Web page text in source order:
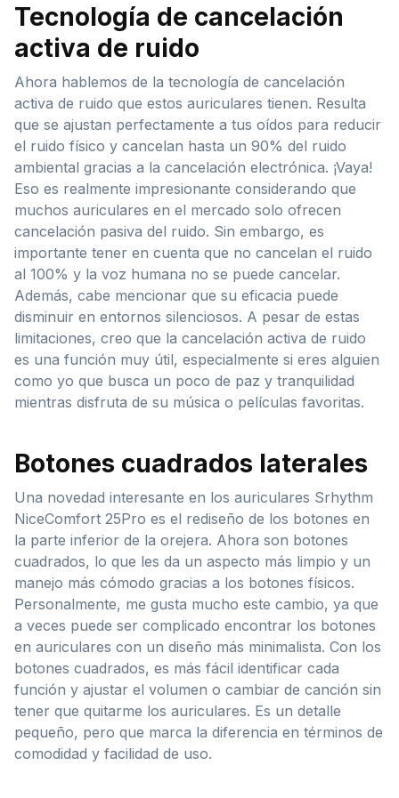
Tecnología de cancelación
activa de ruido
Ahora hablemos de la tecnología de cancelación
activa de ruido que estos auriculares tienen. Resulta
que se ajustan perfectamente a tus oídos para reducir
el ruido físico y cancelan hasta un 90% del ruido
ambiental gracias a la cancelación electrónica. ¡Vaya!
Eso es realmente impresionante considerando que
muchos auriculares en el mercado solo ofrecen
cancelación pasiva del ruido. Sin embargo, es
importante tener en cuenta que no cancelan el ruido
al 100% y la voz humana no se puede cancelar.
Además, cabe mencionar que su eficacia puede
disminuir en entornos silenciosos. A pesar de estas
limitaciones, creo que la cancelación activa de ruido
es una función muy útil, especialmente si eres alguien
como yo que busca un poco de paz y tranquilidad
mientras disfruta de su música o películas favoritas.
Botones cuadrados laterales
Una novedad interesante en los auriculares Srhythm
NiceComfort 25Pro es el rediseño de los botones en
la parte inferior de la orejera. Ahora son botones
cuadrados, lo que les da un aspecto más limpio y un
manejo más cómodo gracias a los botones físicos.
Personalmente, me gusta mucho este cambio, ya que
a veces puede ser complicado encontrar los botones
en auriculares con un diseño más minimalista. Con los
botones cuadrados, es más fácil identificar cada
función y ajustar el volumen o cambiar de canción sin
tener que quitarme los auriculares. Es un detalle
pequeño, pero que marca la diferencia en términos de
comodidad y facilidad de uso.